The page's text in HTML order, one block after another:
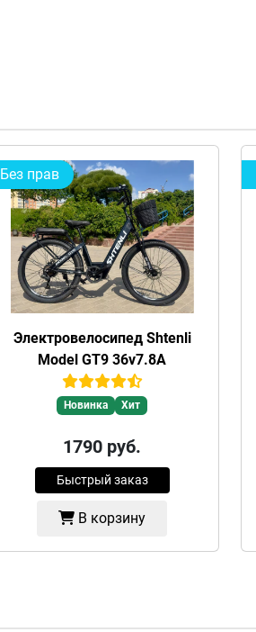
Без прав
Электровелосипед Shtenli
Model GT9 36v7.8А
Новинка Хит
1790 руб.
Быстрый заказ
В корзину